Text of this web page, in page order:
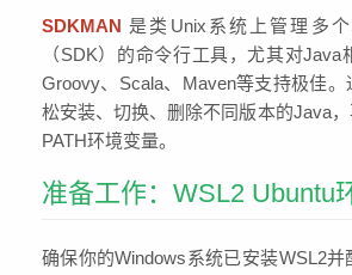
SDKMAN 是类Unix系统上管理多
（SDK）的命令行工具，尤其对Java
Groovy、Scala、Maven等支持极佳
松安装、切换、删除不同版本的Java
PATH环境变量。
准备工作：WSL2 Ubuntu
确保你的Windows系统已安装WSL2并